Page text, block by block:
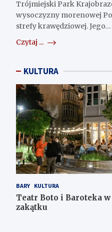
Trójmiejski Park
wysoczyzny morenowej
strefy krawędziowej. Jego…
Czytaj ...
KULTURA
BARY KULTURA
Teatr Boto i Baroteka
zakątku